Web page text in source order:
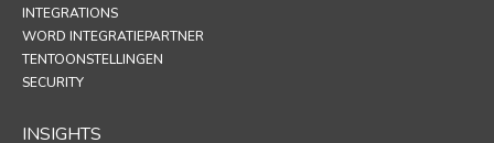
INTEGRATIONS
WORD INTEGRATIEPARTNER
TENTOONSTELLINGEN
SECURITY
INSIGHTS